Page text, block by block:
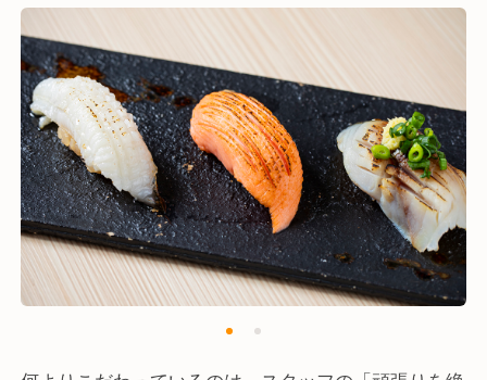
ど、困ったときには自然と手が差し伸べられる温かさ
もあります。職人気質の厳しさは一切なし。笑顔を絶
やさず、チームプレーでお店を盛り上げられる仲間を
お待ちしています。
面倒見の良いベテラン陣が揃っていますので、未経験
の方も安心して飛び込んできてください！